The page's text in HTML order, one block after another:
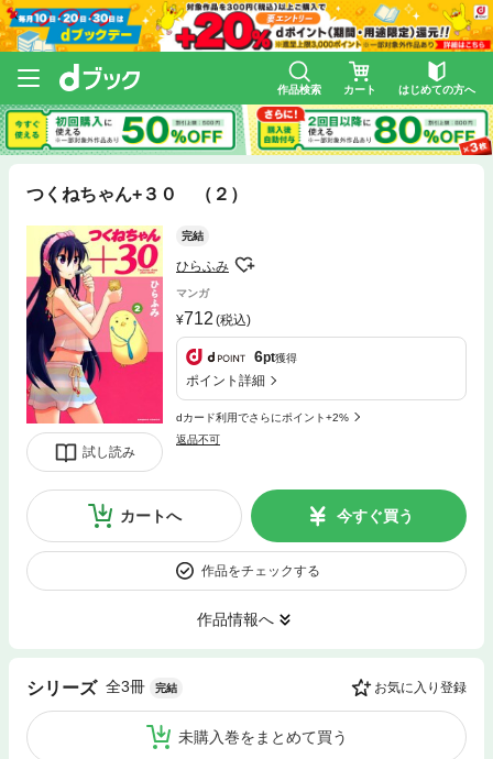
作品検索 カート はじめての方へ
つくねちゃん+３０ （２）
試し読み
完結
ひらふみ
マンガ
712 (税込)
6pt獲得
ポイント詳細
dカード利用でさらにポイント+2%
返品不可
カートへ 今すぐ買う
作品をチェックする
作品情報へ
シリーズ 全3冊 完結 お気に入り登録
未購入巻をまとめて買う